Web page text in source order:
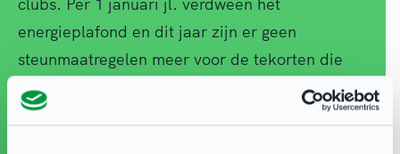
energieplafond en dit jaar zijn er geen
steunmaatregelen meer voor de tekorten die
mogelijk ontstaan ​​door een hoge energierekening.
Wat wel blijft is dat sportverenigingen in